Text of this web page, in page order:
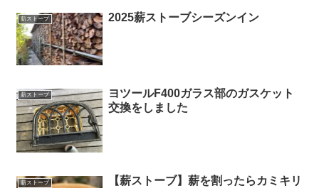
薪ストーブ 2025薪ストーブシーズンイン
薪ストーブ
ヨツールF400ガラス部のガスケット
交換をしました
薪ストーブ
【薪ストーブ】薪を割ったらカミキリ